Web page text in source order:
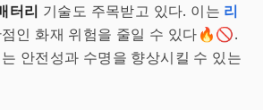
터리 기술도 주목받고 있다. 이는 리
인 화재 위험을 줄일 수 있다🔥🚫.
안전성과 수명을 향상시킬 수 있는